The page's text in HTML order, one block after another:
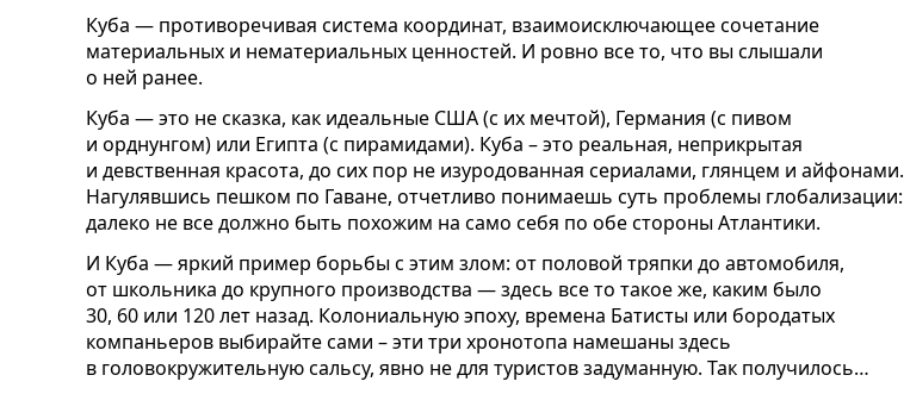
Куба — противоречивая система координат, взаимоисключающее сочетание
материальных и нематериальных ценностей. И ровно все то, что вы слышали
о ней ранее.
Куба — это не сказка, как идеальные США (с их мечтой), Германия (с пивом
и орднунгом) или Египта (с пирамидами). Куба – это реальная, неприкрытая
и девственная красота, до сих пор не изуродованная сериалами, глянцем и айфонами.
Нагулявшись пешком по Гаване, отчетливо понимаешь суть проблемы глобализации:
далеко не все должно быть похожим на само себя по обе стороны Атлантики.
И Куба — яркий пример борьбы с этим злом: от половой тряпки до автомобиля,
от школьника до крупного производства — здесь все то такое же, каким было
30, 60 или 120 лет назад. Колониальную эпоху, времена Батисты или бородатых
компаньеров выбирайте сами – эти три хронотопа намешаны здесь
в головокружительную сальсу, явно не для туристов задуманную. Так получилось…